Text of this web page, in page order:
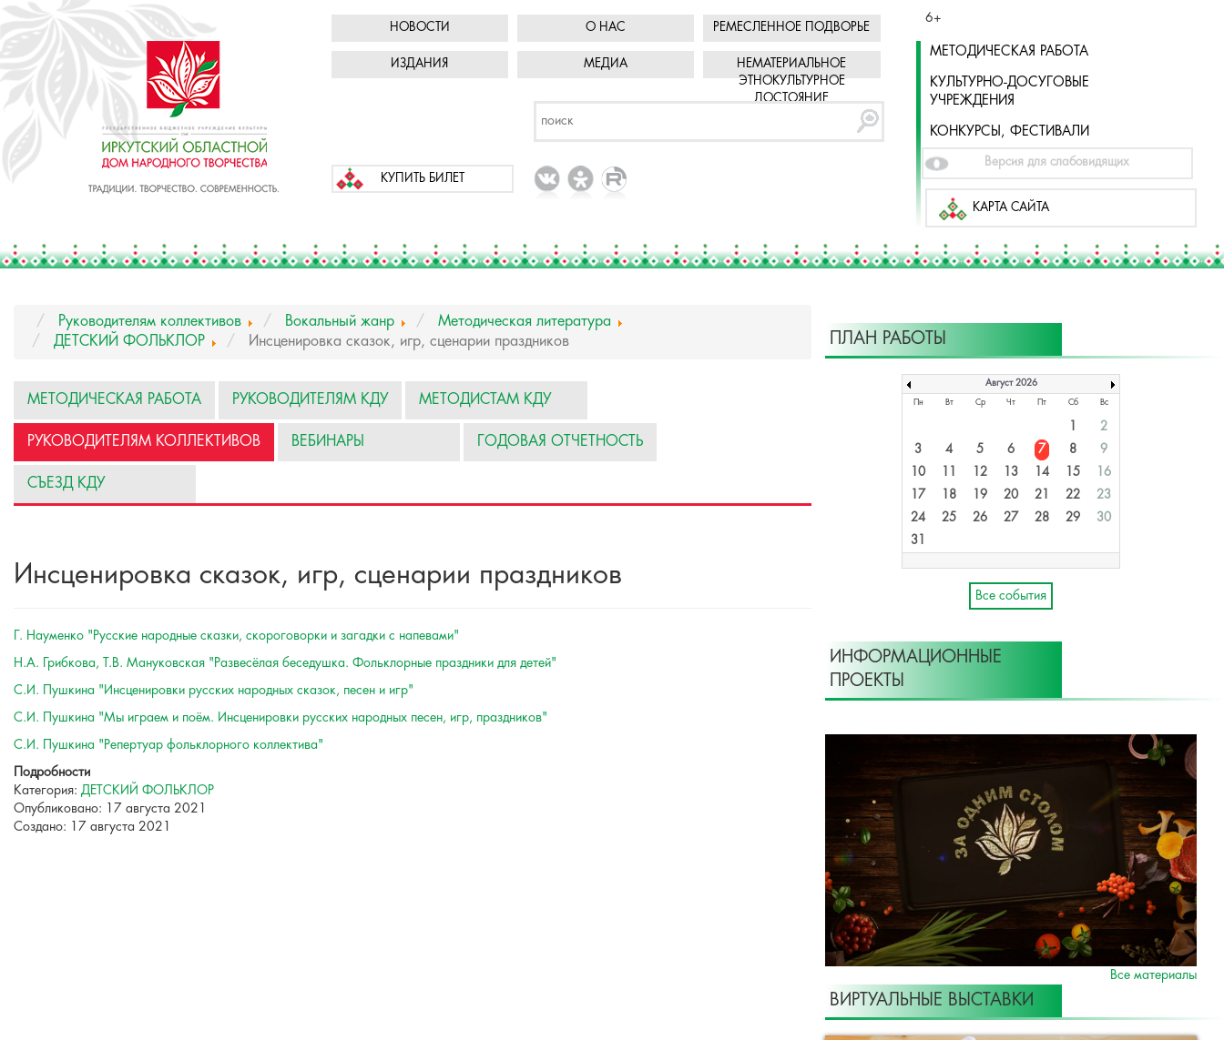
НОВОСТИ О НАС РЕМЕСЛЕННОЕ ПОДВОРЬЕ
ИЗДАНИЯ МЕДИА
НЕМАТЕРИАЛЬНОЕ
ЭТНОКУЛЬТУРНОЕ
ДОСТОЯНИЕ
КУПИТЬ БИЛЕТ
6+
МЕТОДИЧЕСКАЯ РАБОТА
КУЛЬТУРНО-ДОСУГОВЫЕ
УЧРЕЖДЕНИЯ
КОНКУРСЫ, ФЕСТИВАЛИ
Версия для слабовидящих
КАРТА САЙТА
Руководителям коллективов Вокальный жанр
Методическая литература
ДЕТСКИЙ ФОЛЬКЛОР
Инсценировка сказок, игр, сценарии праздников
МЕТОДИЧЕСКАЯ РАБОТА РУКОВОДИТЕЛЯМ КДУ МЕТОДИСТАМ КДУ
РУКОВОДИТЕЛЯМ КОЛЛЕКТИВОВ ВЕБИНАРЫ ГОДОВАЯ ОТЧЕТНОСТЬ
СЪЕЗД КДУ
Инсценировка сказок, игр, сценарии праздников
Г. Науменко "Русские народные сказки, скороговорки и загадки с напевами"
Н.А. Грибкова, Т.В. Мануковская "Развесёлая беседушка. Фольклорные праздники для детей"
С.И. Пушкина "Инсценировки русских народных сказок, песен и игр"
С.И. Пушкина "Мы играем и поём. Инсценировки русских народных песен, игр, праздников"
С.И. Пушкина "Репертуар фольклорного коллектива"
Подробности
Категория: ДЕТСКИЙ ФОЛЬКЛОР
Опубликовано: 17 августа 2021
Создано: 17 августа 2021
ПЛАН РАБОТЫ
Август 2026
Пн Вт Ср Чт Пт Сб Вс
1
2
3
4 5 6 7 8
9
10
11 12 13 14 15
16
17
18 19 20 21 22
23
24
25 26 27 28 29
30
31
Все события
ИНФОРМАЦИОННЫЕ
ПРОЕКТЫ
Все материалы
ВИРТУАЛЬНЫЕ ВЫСТАВКИ